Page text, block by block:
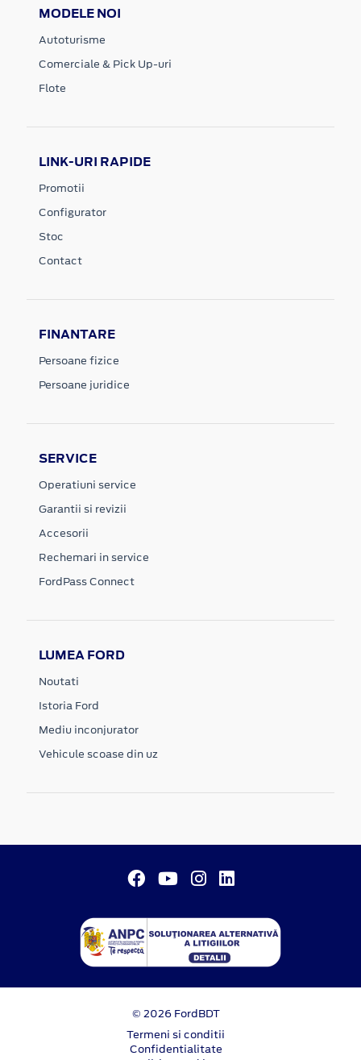
MODELE NOI
Autoturisme
Comerciale & Pick Up-uri
Flote
LINK-URI RAPIDE
Promotii
Configurator
Stoc
Contact
FINANTARE
Persoane fizice
Persoane juridice
SERVICE
Operatiuni service
Garantii si revizii
Accesorii
Rechemari in service
FordPass Connect
LUMEA FORD
Noutati
Istoria Ford
Mediu inconjurator
Vehicule scoase din uz
© 2026 FordBDT
Termeni si conditii
Confidentialitate